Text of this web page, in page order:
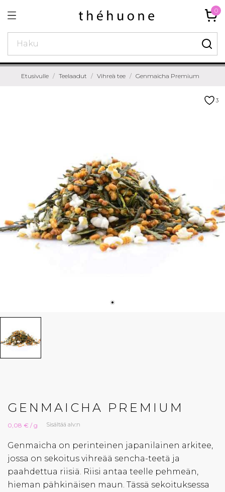
0
Etusivulle Teelaadut Vihreä tee Genmaicha Premium
3
GENMAICHA PREMIUM
0,08 € / g Sisältää alv:n
Genmaicha on perinteinen japanilainen arkitee,
jossa on sekoitus vihreää sencha-teetä ja
paahdettua riisiä. Riisi antaa teelle pehmeän,
hieman pähkinäisen maun. Tässä sekoituksessa